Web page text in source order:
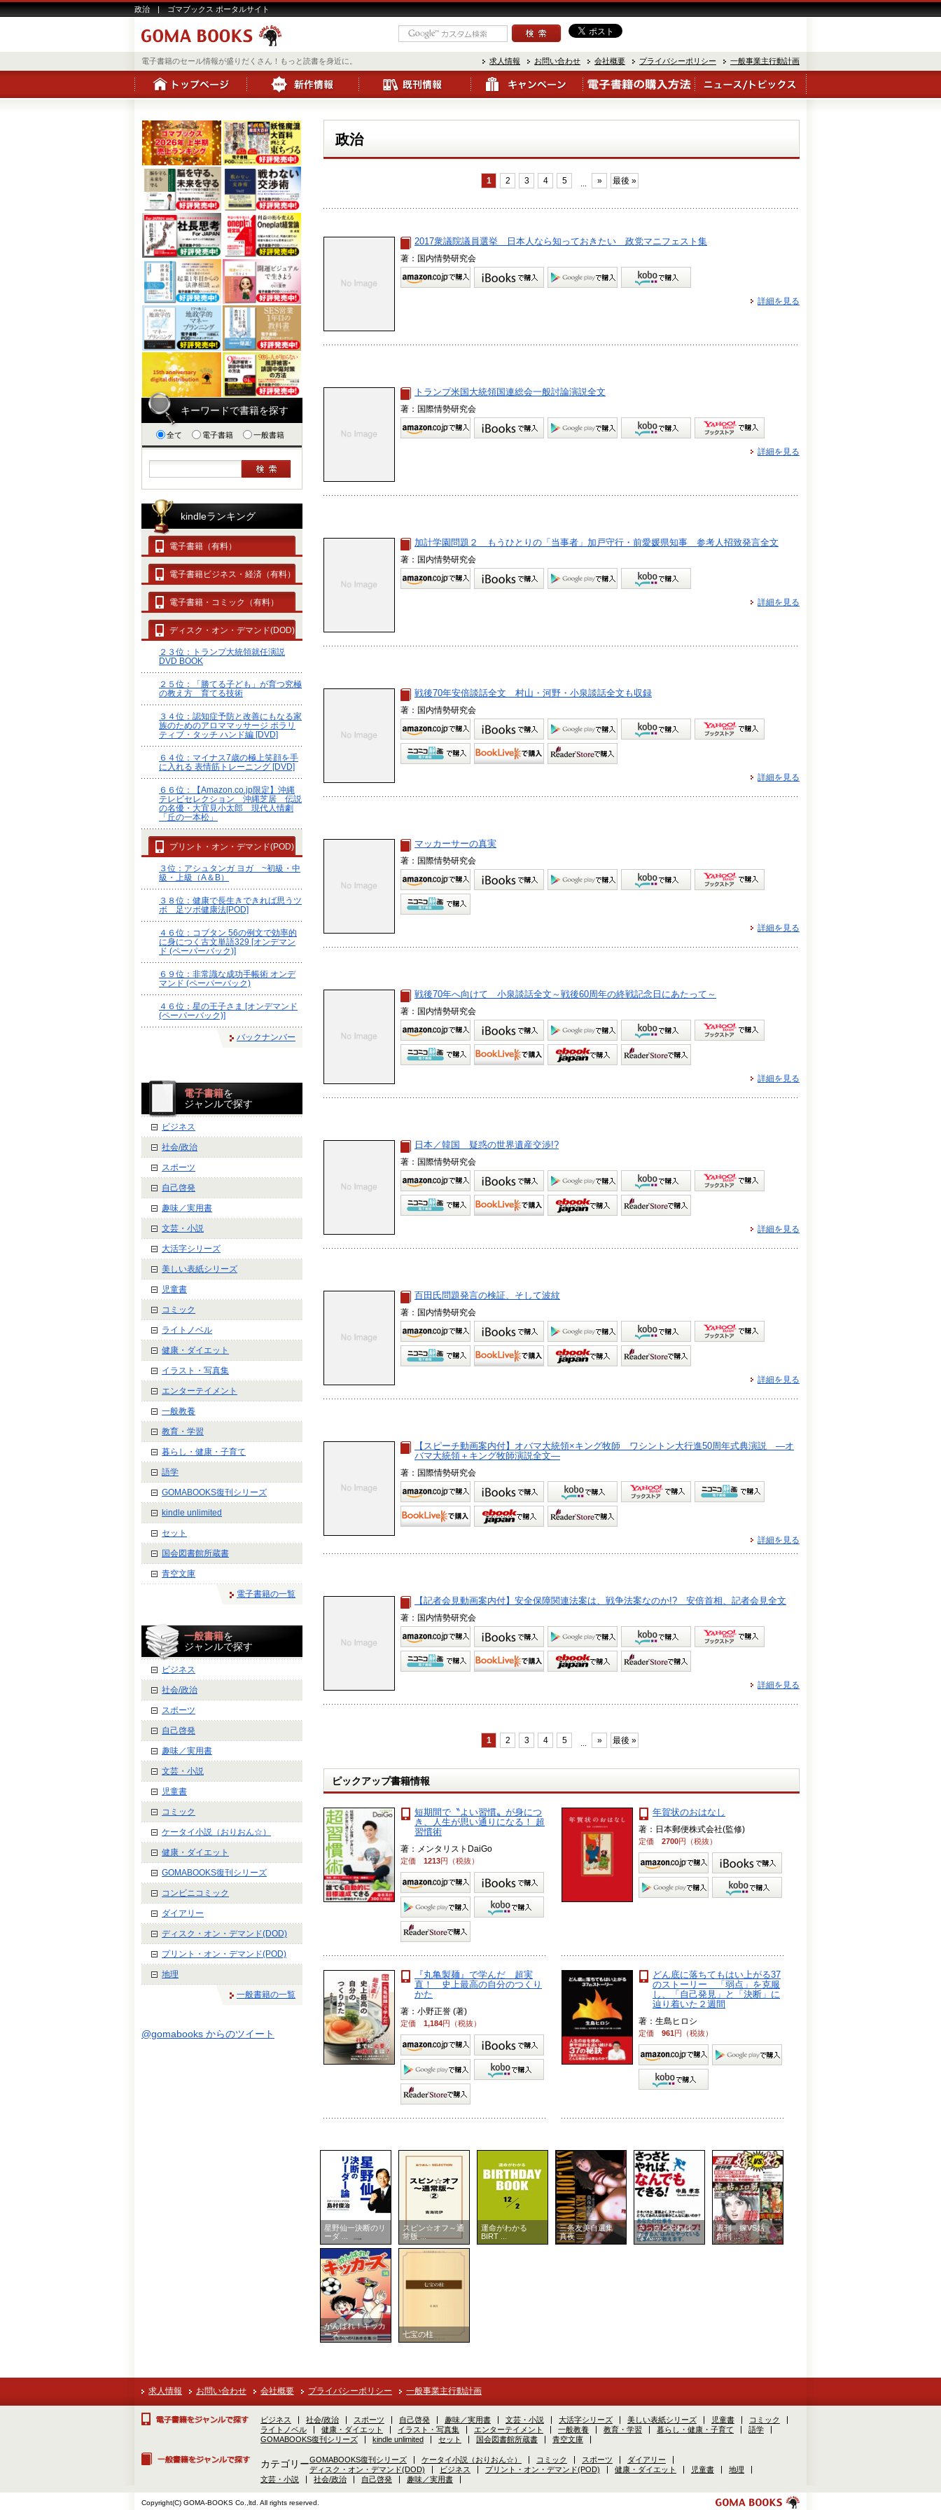
政治 | ゴマブックス ポータルサイト
電子書籍のセール情報が盛りだくさん！もっと読書を身近に。 求人情報 お問い合わせ 会社概要 プライバシーポリシー 一般事業主行動計画
政治
1 2 3 4 5 » 最後 »
2017衆議院議員選挙 日本人なら知っておきたい 政党マニフェスト集
著：国内情勢研究会
詳細を見る
トランプ米国大統領国連総会一般討論演説全文
著：国際情勢研究会
詳細を見る
加計学園問題２ もうひとりの「当事者」加戸守行・前愛媛県知事 参考人招致発言全文
著：国内情勢研究会
詳細を見る
戦後70年安倍談話全文 村山・河野・小泉談話全文も収録
著：国内情勢研究会
詳細を見る
マッカーサーの真実
著：国際情勢研究会
詳細を見る
戦後70年へ向けて 小泉談話全文～戦後60周年の終戦記念日にあたって～
著：国内情勢研究会
詳細を見る
日本／韓国 疑惑の世界遺産交渉!?
著：国際情勢研究会
詳細を見る
百田氏問題発言の検証、そして波紋
著：国内情勢研究会
詳細を見る
【スピーチ動画案内付】オバマ大統領×キング牧師 ワシントン大行進50周年式典演説 ―オ
バマ大統領＋キング牧師演説全文―
著：国際情勢研究会
詳細を見る
【記者会見動画案内付】安全保障関連法案は、戦争法案なのか!? 安倍首相、記者会見全文
著：国内情勢研究会
詳細を見る
1 2 3 4 5 » 最後 »
ピックアップ書籍情報
短期間で〝よい習慣〟が身につ
き、人生が思い通りになる！ 超
習慣術
著：メンタリストDaiGo
定価 1213円（税抜）
年賀状のおはなし
著：日本郵便株式会社(監修)
定価 2700円（税抜）
『丸亀製麺』で学んだ 超実
直！ 史上最高の自分のつくり
かた
著：小野正誉 (著)
定価 1,184円（税抜）
どん底に落ちてもはい上がる37
のストーリー 「弱点」を克服
し、「自己発見」と「決断」に
辿り着いた２週間
著：生島ヒロシ
定価 961円（税抜）
キーワードで書籍を探す
全て 電子書籍 一般書籍
kindleランキング
電子書籍（有料）
電子書籍ビジネス・経済（有料）
電子書籍・コミック（有料）
ディスク・オン・デマンド(DOD)
２３位：トランプ大統領就任演説
DVD BOOK
２５位：「勝てる子ども」が育つ究極
の教え方 育てる技術
３４位：認知症予防と改善にもなる家
族のためのアロママッサージ ポラリ
ティブ・タッチ ハンド編 [DVD]
６４位：マイナス7歳の極上笑顔を手
に入れる 表情筋トレーニング [DVD]
６６位：【Amazon.co.jp限定】沖縄
テレビセレクション 沖縄芝居 伝説
の名優・大宜見小太郎 現代人情劇
「丘の一本松」
プリント・オン・デマンド(POD)
３位：アシュタンガ ヨガ ~初級・中
級・上級（A＆B）
３８位：健康で長生きできれば思うツ
ボ 足ツボ健康法[POD]
４６位：コブタン 56の例文で効率的
に身につく古文単語329 [オンデマン
ド (ペーパーバック)]
６９位：非常識な成功手帳術 オンデ
マンド (ペーパーバック)
４６位：星の王子さま [オンデマンド
(ペーパーバック)]
バックナンバー
電子書籍を
ジャンルで探す
ビジネス
社会/政治
スポーツ
自己啓発
趣味／実用書
文芸・小説
大活字シリーズ
美しい表紙シリーズ
児童書
コミック
ライトノベル
健康・ダイエット
イラスト・写真集
エンターテイメント
一般教養
教育・学習
暮らし・健康・子育て
語学
GOMABOOKS復刊シリーズ
kindle unlimited
セット
国会図書館所蔵書
青空文庫
電子書籍の一覧
一般書籍を
ジャンルで探す
ビジネス
社会/政治
スポーツ
自己啓発
趣味／実用書
文芸・小説
児童書
コミック
ケータイ小説（おりおん☆）
健康・ダイエット
GOMABOOKS復刊シリーズ
コンビニコミック
ダイアリー
ディスク・オン・デマンド(DOD)
プリント・オン・デマンド(POD)
地理
一般書籍の一覧
@gomabooks からのツイート
星野仙一決断のリ
ーダ ...
スピン☆オフ～通
常版 ...
運命がわかる
BIRT ...
三条友美自選集
真夜 ...
さっさとやれば、
なん ...
週刊 嫁VS姑
創刊 ...
がんばれ！キッカ
ーズ ...
七宝の柱
求人情報 お問い合わせ 会社概要 プライバシーポリシー 一般事業主行動計画
ビジネス 社会/政治 スポーツ 自己啓発 趣味／実用書 文芸・小説 大活字シリーズ 美しい表紙シリーズ 児童書
コミック
ライトノベル
健康・ダイエット イラスト・写真集 エンターテイメント 一般教養 教育・学習 暮らし・健康・子育て
語学
GOMABOOKS復刊シリーズ
kindle unlimited セット 国会図書館所蔵書 青空文庫
カテゴリーGOMABOOKS復刊シリーズ ケータイ小説（おりおん☆） コミック スポーツ
ダイアリー
ディスク・オン・デマンド(DOD)
ビジネス プリント・オン・デマンド(POD) 健康・ダイエット 児童書
地理
文芸・小説
社会/政治 自己啓発 趣味／実用書
Copyright(C) GOMA-BOOKS Co.,ltd. All rights reserved.